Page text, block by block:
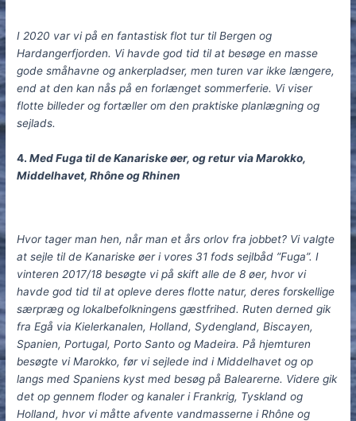
I 2020 var vi på en fantastisk flot tur til Bergen og
Hardangerfjorden. Vi havde god tid til at besøge en masse
gode småhavne og ankerpladser, men turen var ikke længere,
end at den kan nås på en forlænget sommerferie. Vi viser
flotte billeder og fortæller om den praktiske planlægning og
sejlads.
4.Med Fuga til de Kanariske øer, og retur via Marokko,
Middelhavet, Rhône og Rhinen
Hvor tager man hen, når man et års orlov fra jobbet? Vi valgte
at sejle til de Kanariske øer i vores 31 fods sejlbåd ”Fuga”. I
vinteren 2017/18 besøgte vi på skift alle de 8 øer, hvor vi
havde god tid til at opleve deres flotte natur, deres forskellige
særpræg og lokalbefolkningens gæstfrihed. Ruten derned gik
fra Egå via Kielerkanalen, Holland, Sydengland, Biscayen,
Spanien, Portugal, Porto Santo og Madeira. På hjemturen
besøgte vi Marokko, før vi sejlede ind i Middelhavet og op
langs med Spaniens kyst med besøg på Balearerne. Videre gik
det op gennem floder og kanaler i Frankrig, Tyskland og
Holland, hvor vi måtte afvente vandmasserne i Rhône og